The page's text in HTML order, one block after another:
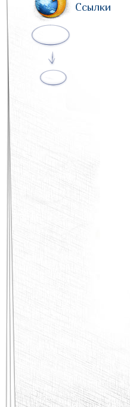
Ссылки